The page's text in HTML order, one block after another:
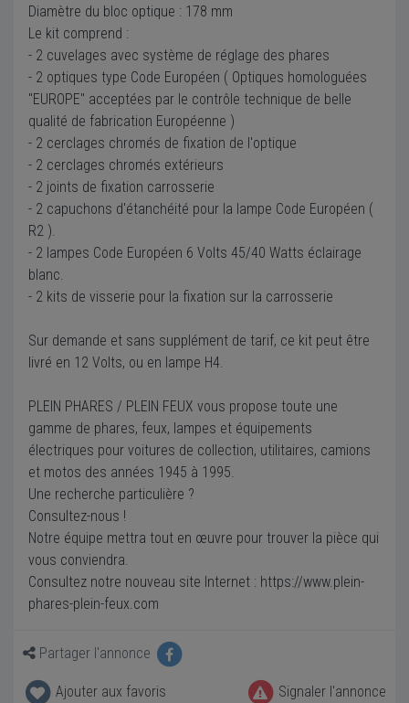
Diamètre du bloc optique : 178 mm
Le kit comprend :
- 2 cuvelages avec système de réglage des phares
- 2 optiques type Code Européen ( Optiques homologuées
"EUROPE" acceptées par le contrôle technique de belle
qualité de fabrication Européenne )
- 2 cerclages chromés de fixation de l'optique
- 2 cerclages chromés extérieurs
- 2 joints de fixation carrosserie
- 2 capuchons d'étanchéité pour la lampe Code Européen (
R2 ).
- 2 lampes Code Européen 6 Volts 45/40 Watts éclairage
blanc.
- 2 kits de visserie pour la fixation sur la carrosserie
Sur demande et sans supplément de tarif, ce kit peut être
livré en 12 Volts, ou en lampe H4.
PLEIN PHARES / PLEIN FEUX vous propose toute une
gamme de phares, feux, lampes et équipements
électriques pour voitures de collection, utilitaires, camions
et motos des années 1945 à 1995.
Une recherche particulière ?
Consultez-nous !
Notre équipe mettra tout en œuvre pour trouver la pièce qui
vous conviendra.
Consultez notre nouveau site Internet : https://www.plein-
phares-plein-feux.com
Partager l'annonce
Ajouter aux favoris
Signaler l'annonce